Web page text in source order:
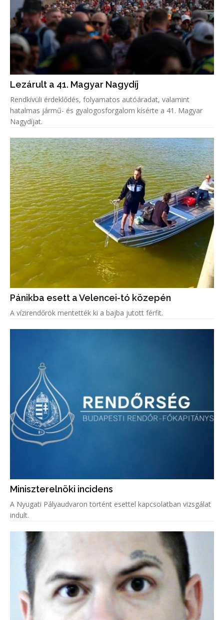
Lezárult a 41. Magyar Nagydíj
Rendkívüli érdeklődés, folyamatos autóáradat, valamint
hatalmas jármű- és gyalogosforgalom kísérte a 41. Magyar
Nagydíjat.
Pánikba esett a Velencei-tó közepén
A vízirendőrök mentették ki a bajba jutott férfit.
Miniszterelnöki incidens
A Nyugati Pályaudvaron történt esettel kapcsolatban vizsgálat
indult.